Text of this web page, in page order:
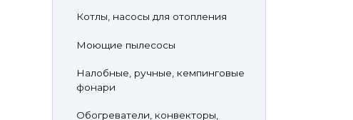
Котлы, насосы для отопления
Моющие пылесосы
Налобные, ручные, кемпинговые
фонари
Обогреватели, конвекторы,